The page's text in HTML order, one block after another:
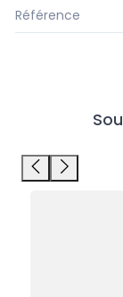
Référence